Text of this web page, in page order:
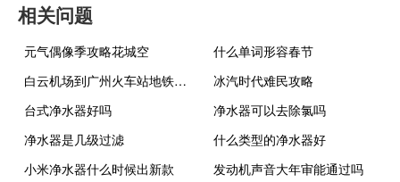
相关问题
元气偶像季攻略花城空
什么单词形容春节
白云机场到广州火车站地铁怎么坐（白云机场到广州火车站）
冰汽时代难民攻略
台式净水器好吗
净水器可以去除氯吗
净水器是几级过滤
什么类型的净水器好
小米净水器什么时候出新款
发动机声音大年审能通过吗